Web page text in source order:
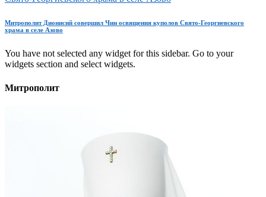
Митрополит Дионисий совершил Чин освящения куполов Свято-Георгиевского
храма в селе Азово
You have not selected any widget for this sidebar. Go to your
widgets section and select widgets.
Митрополит